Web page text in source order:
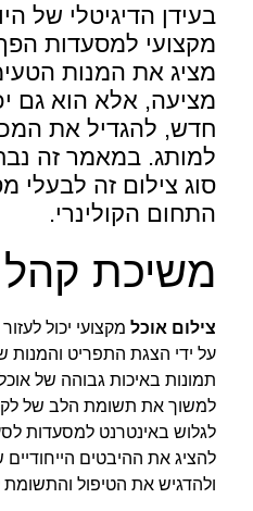
בעידן הדיגיטלי של
מקצועי למסעדות
מציג את המנות
מציעה, אלא הוא גם
חדש, להגדיל את
למותג. במאמר זה
סוג צילום זה לבעלי
התחום הקולינרי.
משיכת
צילום אוכל מקצועי יכול
על ידי הצגת התפריט והמנות
תמונות באיכות גבוהה של
למשוך את תשומת הלב של
לגלוש באינטרנט למסעדות
להציג את ההיבטים
ולהדגיש את הטיפול